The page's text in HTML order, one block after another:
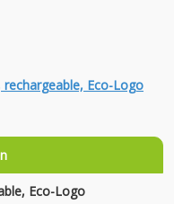
Eco-Logo
Eco-Logo